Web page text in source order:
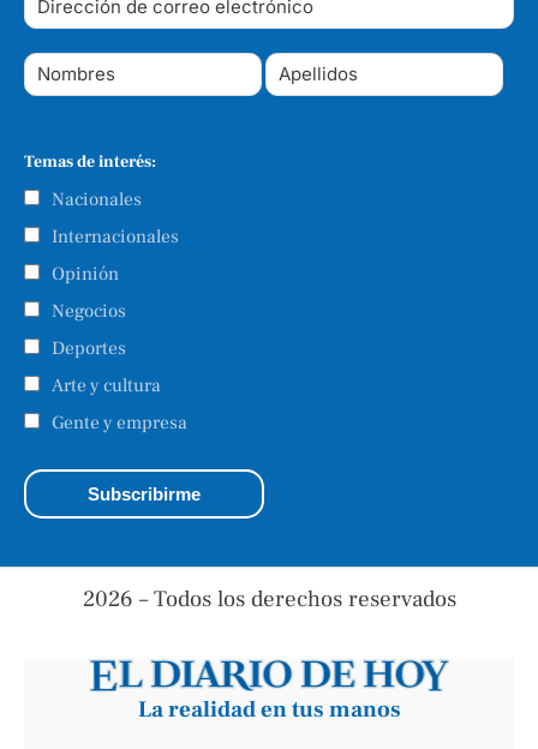
Temas de interés:
Nacionales
Internacionales
Opinión
Negocios
Deportes
Arte y cultura
Gente y empresa
2026 – Todos los derechos reservados
La realidad en tus manos